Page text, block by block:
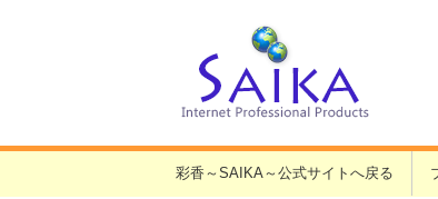
彩香～SAIKA～公式サイトへ戻る